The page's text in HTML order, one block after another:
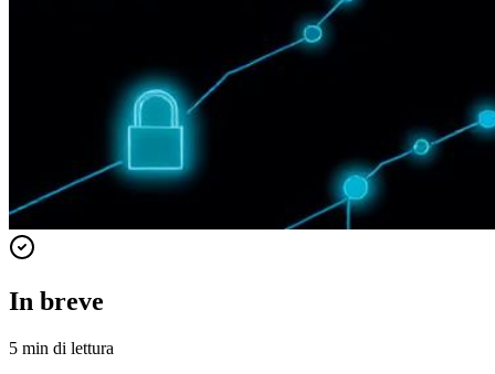
In breve
5 min di lettura